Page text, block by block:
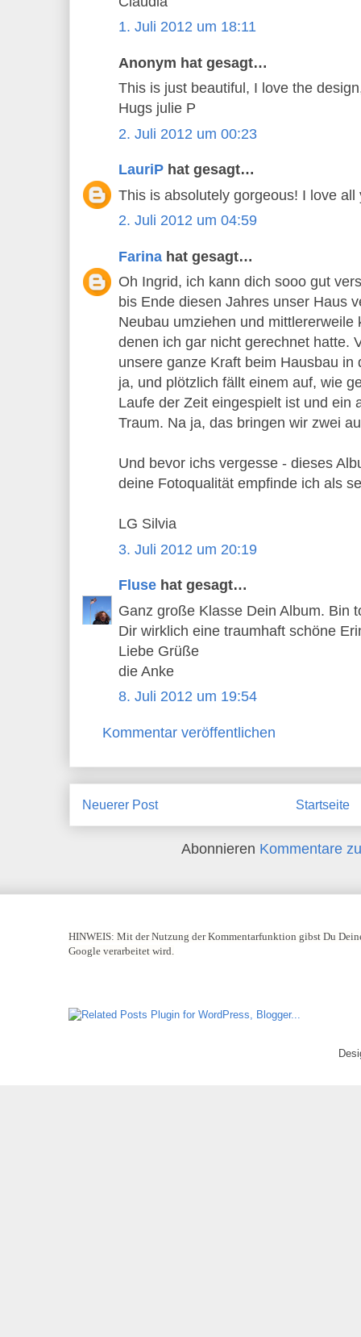
1. Juli 2012 um 18:11
Anonym hat gesagt…
This is just beautiful, I love the
Hugs julie P
2. Juli 2012 um 00:23
LauriP hat gesagt…
This is absolutely gorgeous! I love all
2. Juli 2012 um 04:59
Farina hat gesagt…
Oh Ingrid, ich kann dich sooo gut
bis Ende diesen Jahres unser Haus
Neubau umziehen und mittlererweile
denen ich gar nicht gerechnet hatte.
unsere ganze Kraft beim Hausbau in
ja, und plötzlich fällt einem auf, wie
Laufe der Zeit eingespielt ist und ein
Traum. Na ja, das bringen wir zwei
Und bevor ichs vergesse - dieses
deine Fotoqualität empfinde ich als
LG Silvia
3. Juli 2012 um 20:19
Fluse hat gesagt…
Ganz große Klasse Dein Album. Bin
Dir wirklich eine traumhaft schöne
Liebe Grüße
die Anke
8. Juli 2012 um 19:54
Kommentar veröffentlichen
Neuerer Post Startseite
Abonnieren Kommentare
HINWEIS: Mit der Nutzung der Kommentarfunktion gibst Du
Google verarbeitet wird.